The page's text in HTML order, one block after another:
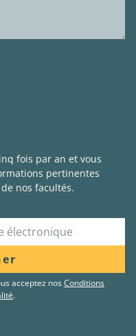
fois par an et vous
pertinentes
nos facultés.
acceptez nosConditions
.